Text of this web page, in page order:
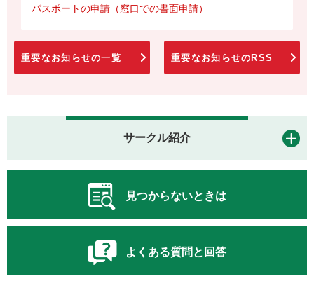
パスポートの申請（窓口での書面申請）
重要なお知らせの一覧 重要なお知らせのRSS
サークル紹介
見つからないときは
よくある質問と回答